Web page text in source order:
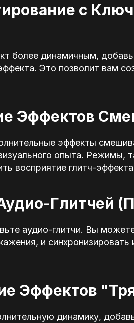
с
более динамичным,
Это позволит вам
Эффектов
эффекты
опыта. Режимы,
восприятие глитч-
Глитчей
аудио-глитчи. Вы
и синхронизировать
Эффектов
динамику,